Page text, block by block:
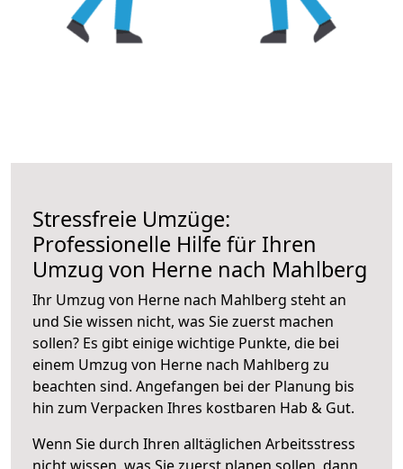
Stressfreie Umzüge:
Professionelle Hilfe für Ihren
Umzug von Herne nach Mahlberg
Ihr Umzug von Herne nach Mahlberg steht an
und Sie wissen nicht, was Sie zuerst machen
sollen? Es gibt einige wichtige Punkte, die bei
einem Umzug von Herne nach Mahlberg zu
beachten sind. Angefangen bei der Planung bis
hin zum Verpacken Ihres kostbaren Hab & Gut.
Wenn Sie durch Ihren alltäglichen Arbeitsstress